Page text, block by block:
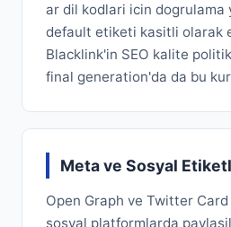
ar dil kodlari icin dogrulama
default etiketi kasitli olarak
Blacklink'in SEO kalite
final generation'da da bu
Meta ve Sosyal
Open Graph ve Twitter
sosyal platformlarda